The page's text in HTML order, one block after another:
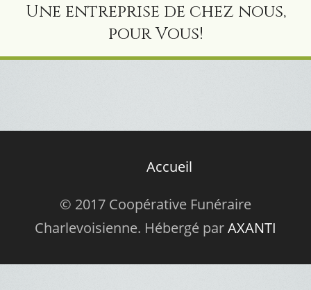
Une entreprise de chez nous,
pour Vous!
Accueil
© 2017 Coopérative Funéraire
Charlevoisienne. Hébergé parAXANTI